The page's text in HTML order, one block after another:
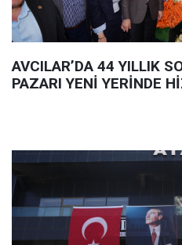
AVCILAR’DA 44 YILLIK
PAZARI YENİ YERİNDE